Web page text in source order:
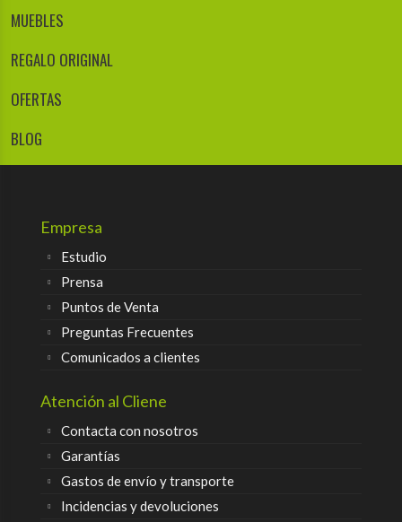
MUEBLES
REGALO ORIGINAL
OFERTAS
BLOG
Empresa
Estudio
Prensa
Puntos de Venta
Preguntas Frecuentes
Comunicados a clientes
Atención al Cliene
Contacta con nosotros
Garantías
Gastos de envío y transporte
Incidencias y devoluciones